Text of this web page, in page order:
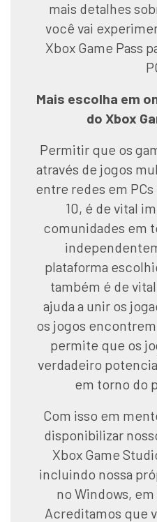
mais detalhes
você vai
Xbox Game Pass
Mais escolha em
do Xbox
Permitir que os
através de jogos
entre redes em
10, é de vital
comunidades em
plataforma
também é de
ajuda a unir os
os jogos
permite que os
verdadeiro
em torno do
Com isso em
disponibilizar
Xbox Game
incluindo nossa
no Windows,
Acreditamos que